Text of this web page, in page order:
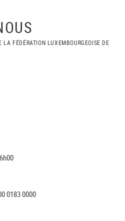
LA FÉDÉRATION LUXEMBOURGEOISE DE
0183 0000